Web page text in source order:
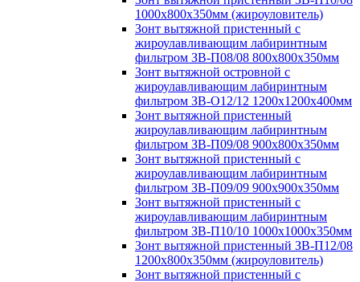
1000х800х350мм (жироуловитель)
Зонт вытяжной пристенный с
жироулавливающим лабиринтным
фильтром ЗВ-П08/08 800х800х350мм
Зонт вытяжной островной с
жироулавливающим лабиринтным
фильтром ЗВ-О12/12 1200х1200х400мм
Зонт вытяжной пристенный
жироулавливающим лабиринтным
фильтром ЗВ-П09/08 900х800х350мм
Зонт вытяжной пристенный с
жироулавливающим лабиринтным
фильтром ЗВ-П09/09 900х900х350мм
Зонт вытяжной пристенный с
жироулавливающим лабиринтным
фильтром ЗВ-П10/10 1000х1000х350мм
Зонт вытяжной пристенный ЗВ-П12/08
1200х800х350мм (жироуловитель)
Зонт вытяжной пристенный с